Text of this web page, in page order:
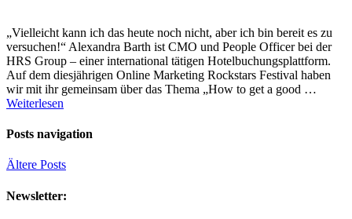
„Vielleicht kann ich das heute noch nicht, aber ich bin bereit es zu
versuchen!“ Alexandra Barth ist CMO und People Officer bei der
HRS Group – einer international tätigen Hotelbuchungsplattform.
Auf dem diesjährigen Online Marketing Rockstars Festival haben
wir mit ihr gemeinsam über das Thema „How to get a good …
Weiterlesen
Posts navigation
Ältere Posts
Newsletter: